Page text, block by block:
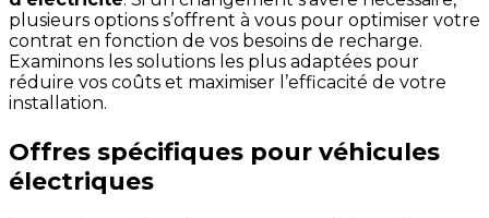
plusieurs options s’offrent à vous pour optimiser votre
contrat en fonction de vos besoins de recharge.
Examinons les solutions les plus adaptées pour
réduire vos coûts et maximiser l’efficacité de votre
installation.
Offres spécifiques pour véhicules
électriques